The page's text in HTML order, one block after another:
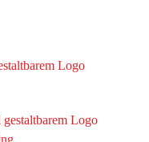
Logo